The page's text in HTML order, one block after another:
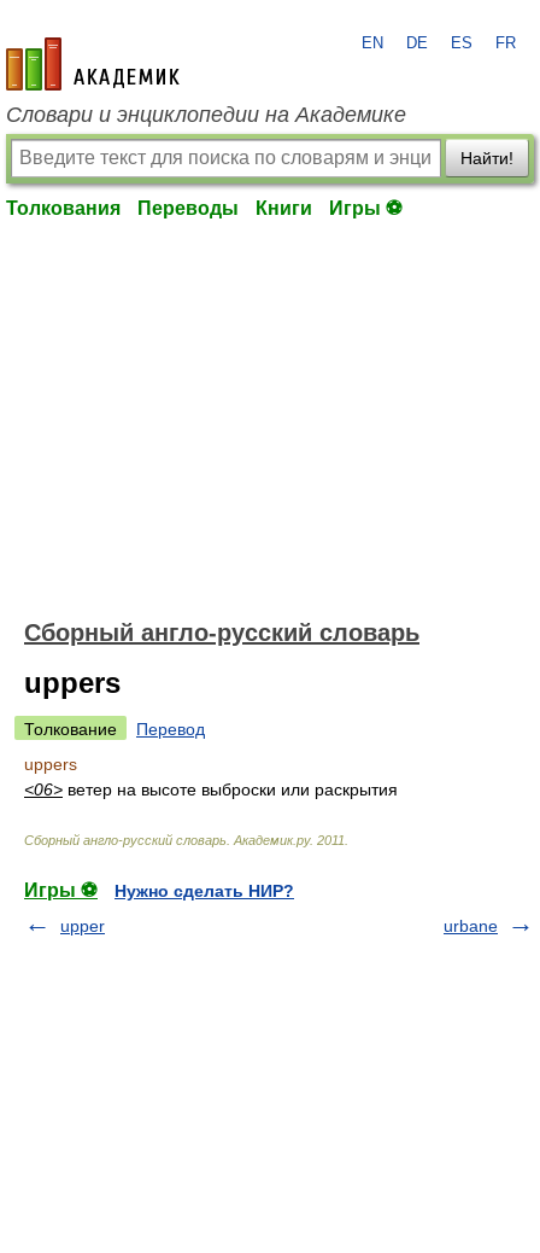
academic.ru
EN DE ES FR
Словари и энциклопедии на Академике
Найти!
Толкования Переводы Книги Игры ⚽
Сборный англо-русский словарь
uppers
Толкование
Перевод
uppers
<06> ветер на высоте выброски или раскрытия
Сборный англо-русский словарь Академик.ру. 2011
Игры ⚽
Нужно сделать НИР?
upper
urbane